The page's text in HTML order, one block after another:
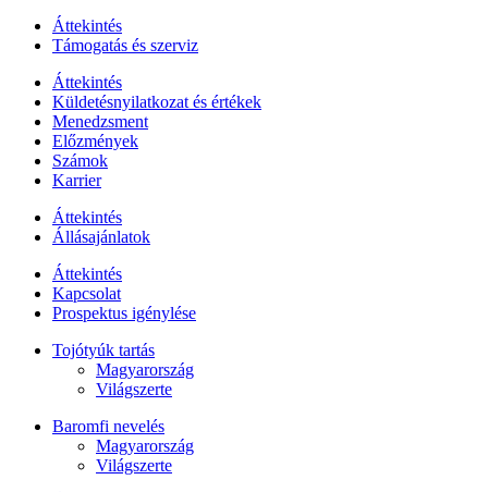
Áttekintés
Támogatás és szerviz
Áttekintés
Küldetésnyilatkozat és értékek
Menedzsment
Előzmények
Számok
Karrier
Áttekintés
Állásajánlatok
Áttekintés
Kapcsolat
Prospektus igénylése
Tojótyúk tartás
Magyarország
Világszerte
Baromfi nevelés
Magyarország
Világszerte